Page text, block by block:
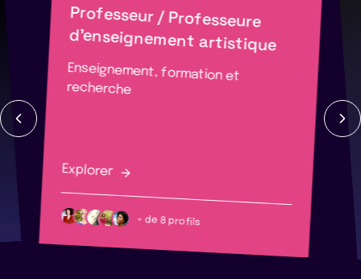
Professeur / Professeure
d'enseignement artistique
Enseignement, formation et
recherche
Explorer
+ de 8 profils